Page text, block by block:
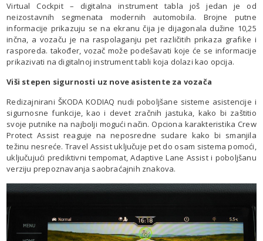
Virtual Cockpit – digitalna instrument tabla još jedan je od
neizostavnih segmenata modernih automobila. Brojne putne
informacije prikazuju se na ekranu čija je dijagonala dužine 10,25
inčna, a vozaču je na raspolaganju pet različitih prikaza grafike i
rasporeda. također, vozač može podešavati koje će se informacije
prikazivati na digitalnoj instrument tabli koja dolazi kao opcija.
Viši stepen sigurnosti uz nove asistente za vozača
Redizajnirani ŠKODA KODIAQ nudi poboljšane sisteme asistencije i
sigurnosne funkcije, kao i devet zračnih jastuka, kako bi zaštitio
svoje putnike na najbolji mogući način. Opciona karakteristika Crew
Protect Assist reaguje na neposredne sudare kako bi smanjila
težinu nesreće. Travel Assist uključuje pet do osam sistema pomoći,
uključujući prediktivni tempomat, Adaptive Lane Assist i poboljšanu
verziju prepoznavanja saobraćajnih znakova.